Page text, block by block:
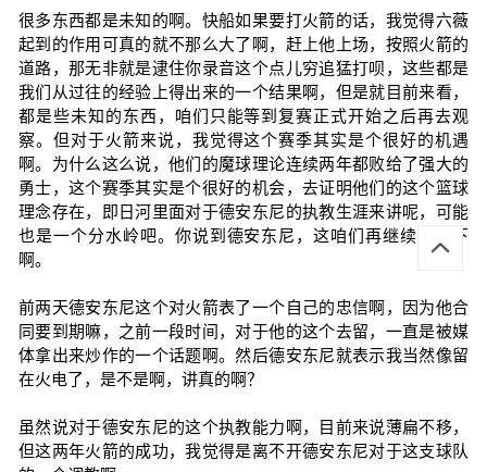
很多东西都是未知的啊。快船如果要打火箭的话，我觉得六薇
起到的作用可真的就不那么大了啊，赶上他上场，按照火箭的
道路，那无非就是逮住你录音这个点儿穷追猛打呗，这些都是
我们从过往的经验上得出来的一个结果啊，但是就目前来看，
都是些未知的东西，咱们只能等到复赛正式开始之后再去观
察。但对于火箭来说，我觉得这个赛季其实是个很好的机遇
啊。为什么这么说，他们的魔球理论连续两年都败给了强大的
勇士，这个赛季其实是个很好的机会，去证明他们的这个篮球
理念存在，即日河里面对于德安东尼的执教生涯来讲呢，可能
也是一个分水岭吧。你说到德安东尼，这咱们再继续说一下
啊。
前两天德安东尼这个对火箭表了一个自己的忠信啊，因为他合
同要到期嘛，之前一段时间，对于他的这个去留，一直是被媒
体拿出来炒作的一个话题啊。然后德安东尼就表示我当然像留
在火电了，是不是啊，讲真的啊？
虽然说对于德安东尼的这个执教能力啊，目前来说薄扁不移，
但这两年火箭的成功，我觉得是离不开德安东尼对于这支球队